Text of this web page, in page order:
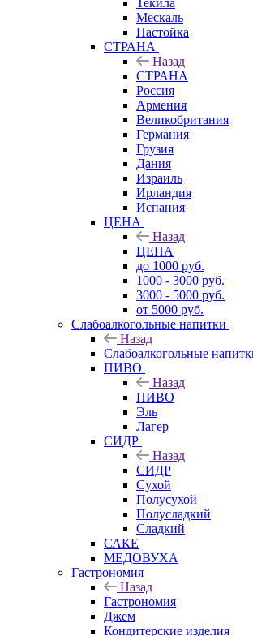
Текила
Мескаль
Настойка
СТРАНА
Назад
СТРАНА
Россия
Армения
Великобритания
Германия
Грузия
Дания
Израиль
Ирландия
Испания
ЦЕНА
Назад
ЦЕНА
до 1000 руб.
1000 - 3000 руб.
3000 - 5000 руб.
от 5000 руб.
Слабоалкогольные напитки
Назад
Слабоалкогольные
ПИВО
Назад
ПИВО
Эль
Лагер
СИДР
Назад
СИДР
Сухой
Полусухой
Полусладкий
Сладкий
САКЕ
МЕДОВУХА
Гастрономия
Назад
Гастрономия
Джем
Кондитерские изделия